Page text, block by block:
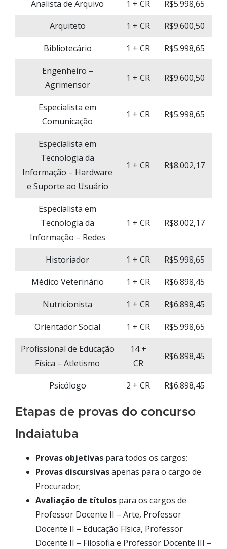
Analista de Arquivo 1 + CR
R$5.998,65
Arquiteto
1 + CR
R$9.600,50
Bibliotecário
1 + CR
R$5.998,65
Engenheiro –
Agrimensor
1 + CR R$9.600,50
Especialista em
Comunicação
1 + CR R$5.998,65
Especialista em
Tecnologia da
Informação – Hardware
e Suporte ao Usuário
1 + CR R$8.002,17
Especialista em
Tecnologia da
Informação – Redes
1 + CR R$8.002,17
Historiador 1 + CR
R$5.998,65
Médico Veterinário
1 + CR
R$6.898,45
Nutricionista
1 + CR
R$6.898,45
Orientador Social
1 + CR
R$5.998,65
Profissional de Educação
Física – Atletismo
14 +
CR
R$6.898,45
Psicólogo 2 + CR R$6.898,45
Etapas de provas do concurso
Indaiatuba
Provas objetivas para todos os cargos;
Provas discursivasapenas para o cargo de
Procurador;
Avaliação de títulos para os cargos de
Professor Docente II – Arte, Professor
Docente II – Educação Física, Professor
Docente II – Filosofia e Professor Docente III –